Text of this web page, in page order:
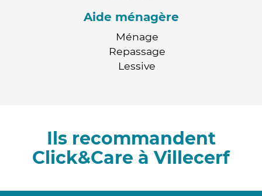
Aide ménagère
Ménage
Repassage
Lessive
Ils recommandent
Click&Care à Villecerf